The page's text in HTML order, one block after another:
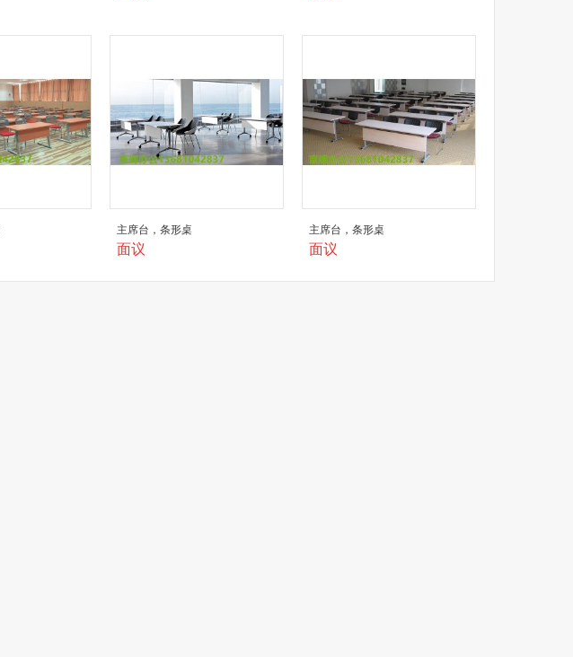
主席台，条形桌
面议
主席台，条形桌
面议